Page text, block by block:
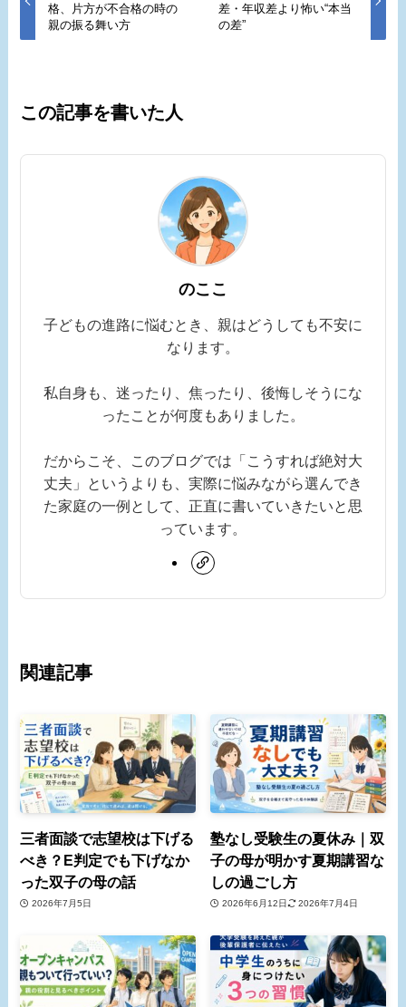
格、片方が不合格の時の
親の振る舞い方
差・年収差より怖い“本当
の差”
この記事を書いた人
のここ
子どもの進路に悩むとき、親はどうしても不安に
なります。
私自身も、迷ったり、焦ったり、後悔しそうにな
ったことが何度もありました。
だからこそ、このブログでは「こうすれば絶対大
丈夫」というよりも、実際に悩みながら選んでき
た家庭の一例として、正直に書いていきたいと思
っています。
関連記事
三者面談で志望校は下げる
べき？E判定でも下げなか
った双子の母の話
2026年7月5日
塾なし受験生の夏休み｜双
子の母が明かす夏期講習な
しの過ごし方
2026年6月12日 2026年7月4日